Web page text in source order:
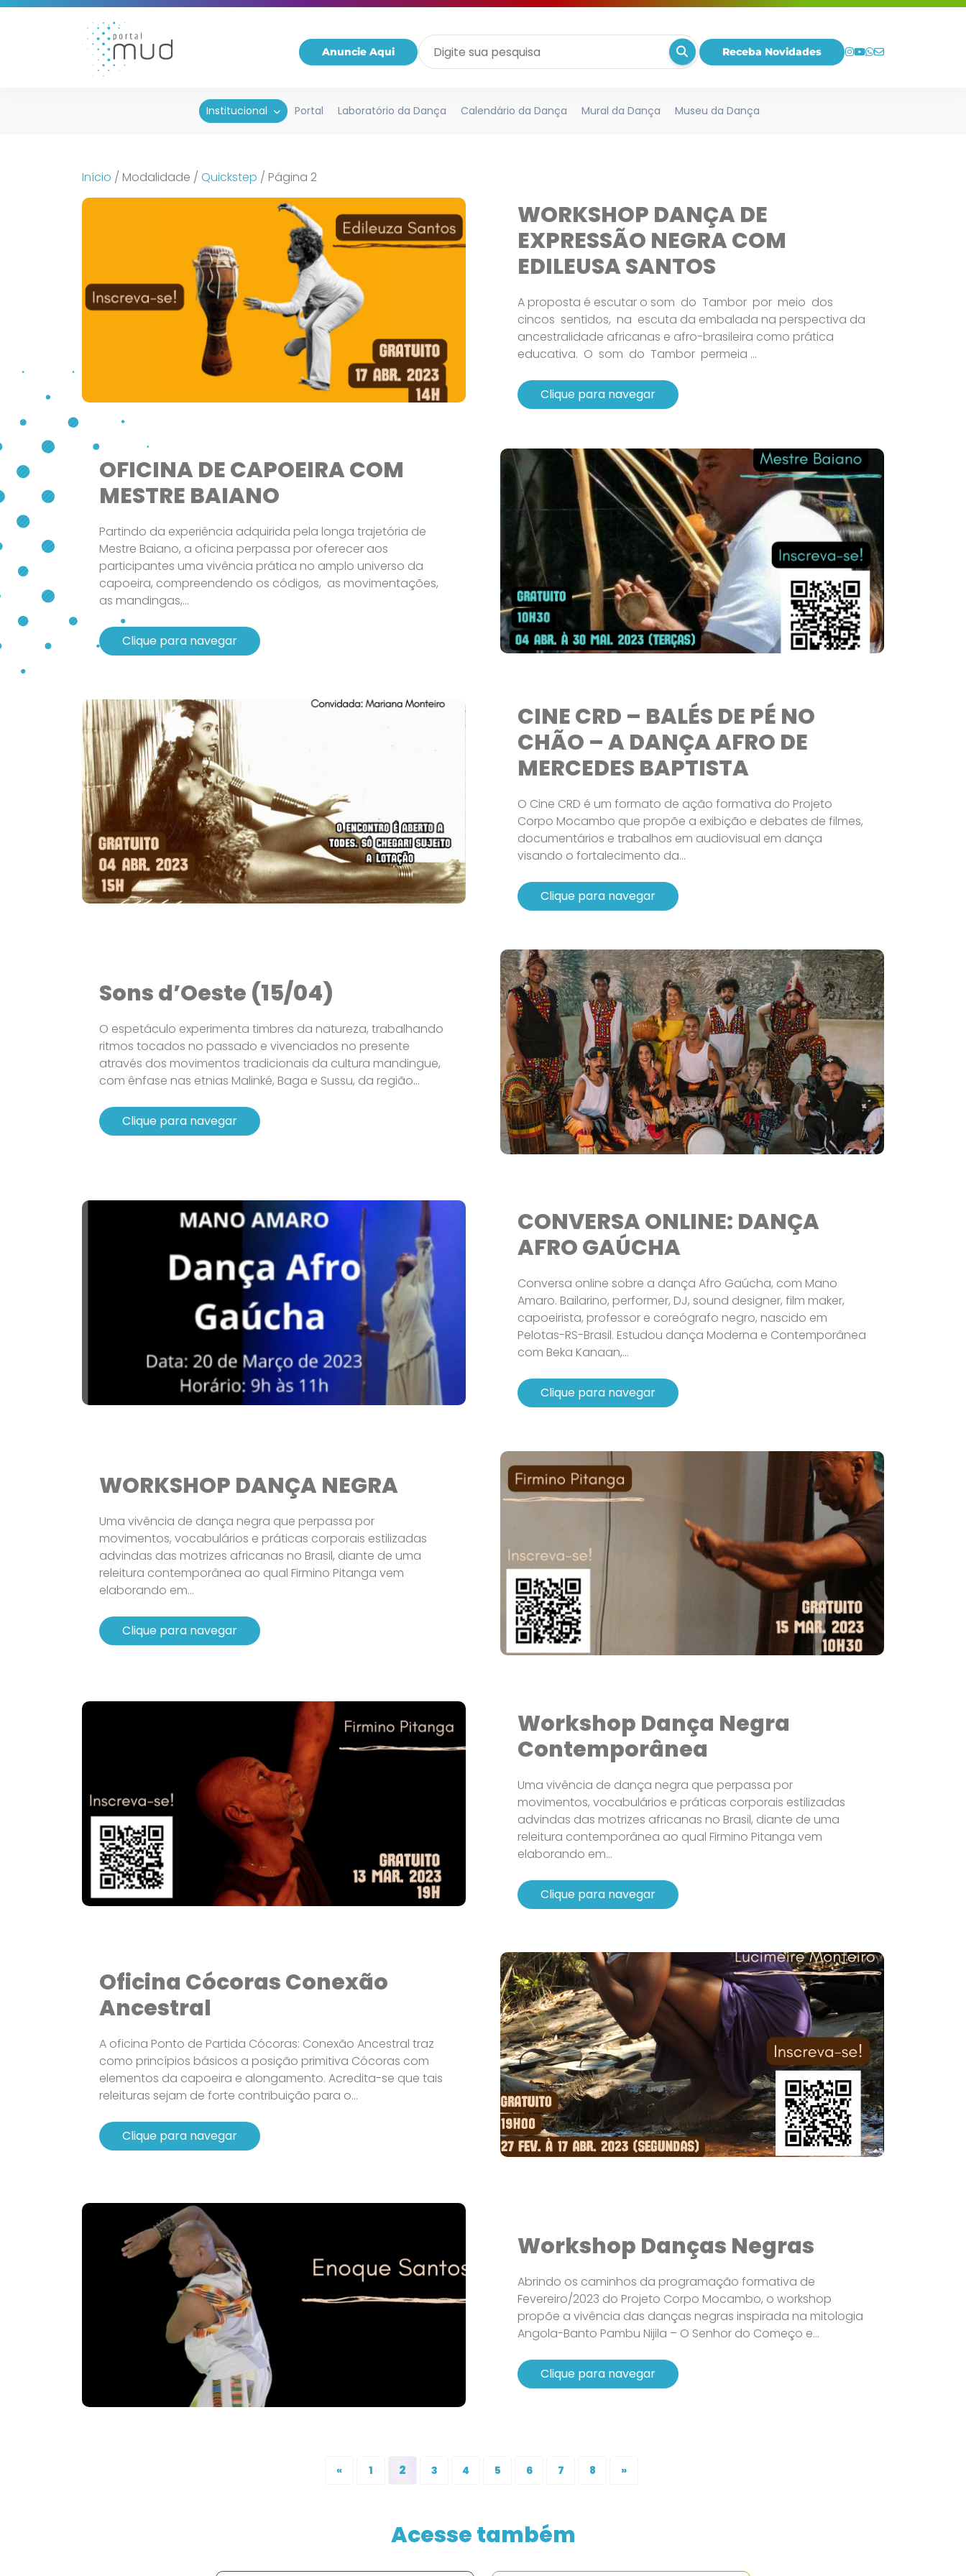
Anuncie Aqui Receba Novidades
Institucional Portal Laboratório da Dança Calendário da Dança Mural da Dança Museu da Dança
Início / Modalidade / Quickstep / Página 2
WORKSHOP DANÇA DE
EXPRESSÃO NEGRA COM
EDILEUSA SANTOS
A proposta é escutar o som do Tambor por meio dos
cincos sentidos, na escuta da embalada na perspectiva da
ancestralidade africanas e afro-brasileira como prática
educativa. O som do Tambor permeia ...
Clique para navegar
OFICINA DE CAPOEIRA COM
MESTRE BAIANO
Partindo da experiência adquirida pela longa trajetória de
Mestre Baiano, a oficina perpassa por oferecer aos
participantes uma vivência prática no amplo universo da
capoeira, compreendendo os códigos, as movimentações,
as mandingas,...
Clique para navegar
CINE CRD – BALÉS DE PÉ NO
CHÃO – A DANÇA AFRO DE
MERCEDES BAPTISTA
O Cine CRD é um formato de ação formativa do Projeto
Corpo Mocambo que propõe a exibição e debates de filmes,
documentários e trabalhos em audiovisual em dança
visando o fortalecimento da...
Clique para navegar
Sons d’Oeste (15/04)
O espetáculo experimenta timbres da natureza, trabalhando
ritmos tocados no passado e vivenciados no presente
através dos movimentos tradicionais da cultura mandingue,
com ênfase nas etnias Malinké, Baga e Sussu, da região...
Clique para navegar
CONVERSA ONLINE: DANÇA
AFRO GAÚCHA
Conversa online sobre a dança Afro Gaúcha, com Mano
Amaro. Bailarino, performer, DJ, sound designer, film maker,
capoeirista, professor e coreógrafo negro, nascido em
Pelotas-RS-Brasil. Estudou dança Moderna e Contemporânea
com Beka Kanaan,...
Clique para navegar
WORKSHOP DANÇA NEGRA
Uma vivência de dança negra que perpassa por
movimentos, vocabulários e práticas corporais estilizadas
advindas das motrizes africanas no Brasil, diante de uma
releitura contemporânea ao qual Firmino Pitanga vem
elaborando em...
Clique para navegar
Workshop Dança Negra
Contemporânea
Uma vivência de dança negra que perpassa por
movimentos, vocabulários e práticas corporais estilizadas
advindas das motrizes africanas no Brasil, diante de uma
releitura contemporânea ao qual Firmino Pitanga vem
elaborando em...
Clique para navegar
Oficina Cócoras Conexão
Ancestral
A oficina Ponto de Partida Cócoras: Conexão Ancestral traz
como princípios básicos a posição primitiva Cócoras com
elementos da capoeira e alongamento. Acredita-se que tais
releituras sejam de forte contribuição para o...
Clique para navegar
Workshop Danças Negras
Abrindo os caminhos da programação formativa de
Fevereiro/2023 do Projeto Corpo Mocambo, o workshop
propõe a vivência das danças negras inspirada na mitologia
Angola-Banto Pambu Nijila – O Senhor do Começo e...
Clique para navegar
« 1 2 3 4 5 6 7 8 »
Acesse também